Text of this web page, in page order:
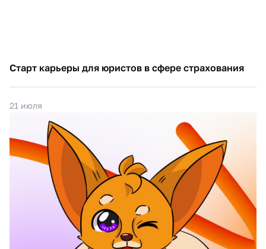
Старт карьеры для юристов в сфере страхования
21 июля